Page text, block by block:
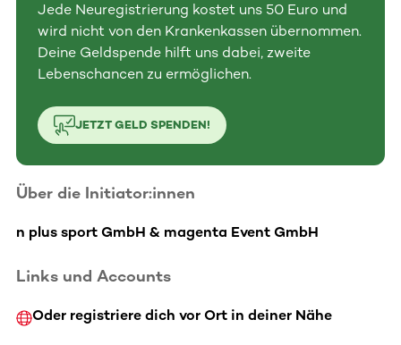
Jede Neuregistrierung kostet uns 50 Euro und
wird nicht von den Krankenkassen übernommen.
Deine Geldspende hilft uns dabei, zweite
Lebenschancen zu ermöglichen.
JETZT GELD SPENDEN!
Über die Initiator:innen
n plus sport GmbH & magenta Event GmbH
Links und Accounts
Oder registriere dich vor Ort in deiner Nähe